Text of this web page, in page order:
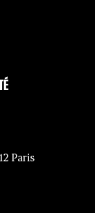
Paris